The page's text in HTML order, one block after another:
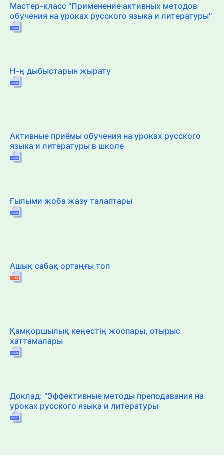
Мастер-класс "Применение активных методов
обучения на уроках русского языка и литературы"
Н-ң дыбыстарын жырату
Активные приёмы обучения на уроках русского
языка и литературы в школе
Ғылыми жоба жазу талаптары
Ашық сабақ ортаңғы топ
Қамқоршылық кеңестің жоспары, отырыс
хаттамалары
Доклад: "Эффективные методы преподавания на
уроках русского языка и литературы